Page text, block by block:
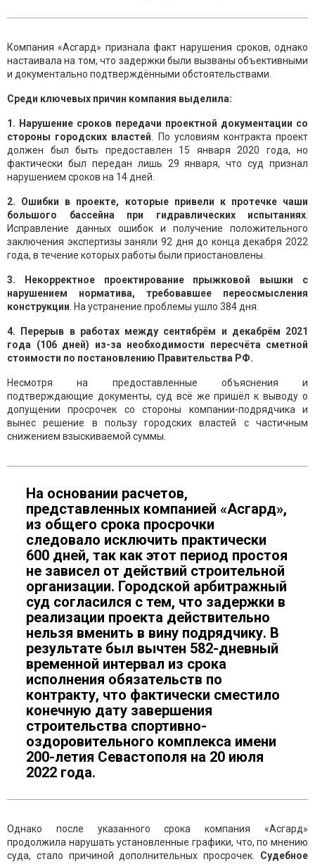
Компания «Асгард» признала факт нарушения сроков, однако
настаивала на том, что задержки были вызваны объективными
и документально подтверждёнными обстоятельствами.
Среди ключевых причин компания выделила:
1. Нарушение сроков передачи проектной документации со
стороны городских властей . По условиям контракта проект
должен был быть предоставлен 15 января 2020 года, но
фактически был передан лишь 29 января, что суд признал
нарушением сроков на 14 дней.
2. Ошибки в проекте, которые привели к протечке чаши
большого бассейна при гидравлических испытаниях
Исправление данных ошибок и получение положительного
заключения экспертизы заняли 92 дня до конца декабря 2022
года, в течение которых работы были приостановлены.
3. Некорректное проектирование прыжковой вышки с
нарушением норматива, требовавшее переосмысления
конструкции . На устранение проблемы ушло 384 дня.
4. Перерыв в работах между сентябрём и декабрём 2021
года (106 дней) из-за необходимости пересчёта сметной
стоимости по постановлению Правительства РФ.
Несмотря на предоставленные объяснения и
подтверждающие документы, суд всё же пришёл к выводу о
допущении просрочек со стороны компании-подрядчика и
вынес решение в пользу городских властей с частичным
снижением взыскиваемой суммы.
На основании расчетов,
представленных компанией «Асгард»,
из общего срока просрочки
следовало исключить практически
600 дней, так как этот период простоя
не зависел от действий строительной
организации. Городской арбитражный
суд согласился с тем, что задержки в
реализации проекта действительно
нельзя вменить в вину подрядчику. В
результате был вычтен 582-дневный
временной интервал из срока
исполнения обязательств по
контракту, что фактически сместило
конечную дату завершения
строительства спортивно-
оздоровительного комплекса имени
200-летия Севастополя на 20 июля
2022 года.
Однако после указанного срока компания «Асгард»
продолжила нарушать установленные графики, что, по мнению
суда, стало причиной дополнительных просрочек. Судебное